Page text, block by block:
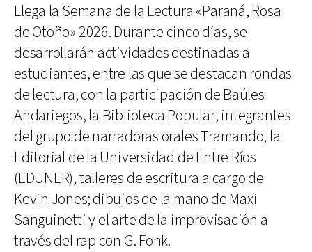
Llega la Semana de la Lectura «Paraná, Rosa
de Otoño» 2026. Durante cinco días, se
desarrollarán actividades destinadas a
estudiantes, entre las que se destacan rondas
de lectura, con la participación de Baúles
Andariegos, la Biblioteca Popular, integrantes
del grupo de narradoras orales Tramando, la
Editorial de la Universidad de Entre Ríos
(EDUNER), talleres de escritura a cargo de
Kevin Jones; dibujos de la mano de Maxi
Sanguinetti y el arte de la improvisación a
través del rap con G. Fonk.